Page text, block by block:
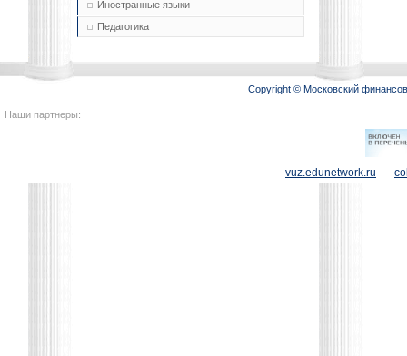
Иностранные языки
Педагогика
Copyright © Московский
Наши партнеры:
vuz.edunetwork.ru